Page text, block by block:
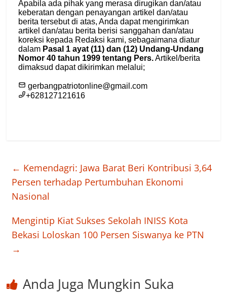
← Kemendagri: Jawa Barat Beri Kontribusi 3,64
Persen terhadap Pertumbuhan Ekonomi
Nasional
Mengintip Kiat Sukses Sekolah INISS Kota
Bekasi Loloskan 100 Persen Siswanya ke PTN
→
Anda Juga Mungkin Suka